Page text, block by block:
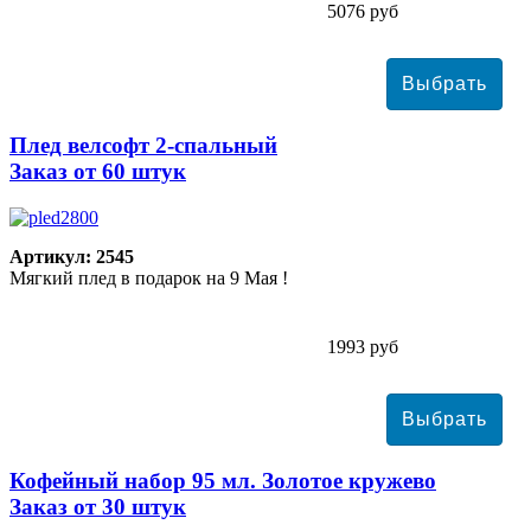
5076 руб
Плед велсофт 2-спальный
Заказ от 60 штук
Артикул: 2545
Мягкий плед в подарок на 9 Мая !
1993 руб
Кофейный набор 95 мл. Золотое кружево
Заказ от 30 штук